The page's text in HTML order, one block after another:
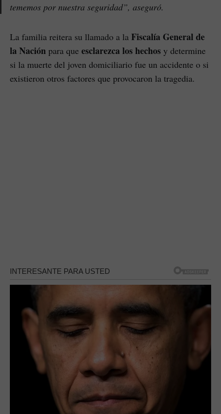
tememos por nuestra seguridad”, aseguró.
La familia reitera su llamado a la Fiscalía General de
la Nación para que esclarezca los hechos y determine
si la muerte del joven domiciliario fue un accidente o si
existieron otros factores que provocaron la tragedia.